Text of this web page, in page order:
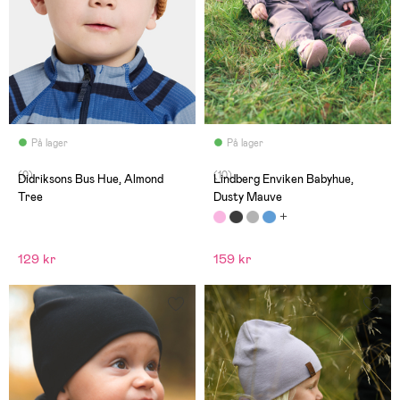
På lager
(0)
Didriksons Bus Hue, Almond
Tree
129 kr
På lager
(10)
Lindberg Enviken Babyhue,
Dusty Mauve
159 kr